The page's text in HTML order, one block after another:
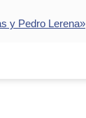
y Pedro Lerena»